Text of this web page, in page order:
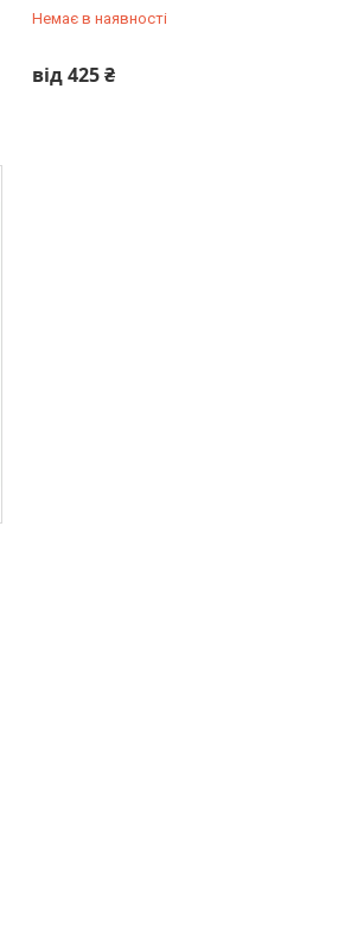
Немає в наявності
від 425 ₴
+380 (93) 384-27-90